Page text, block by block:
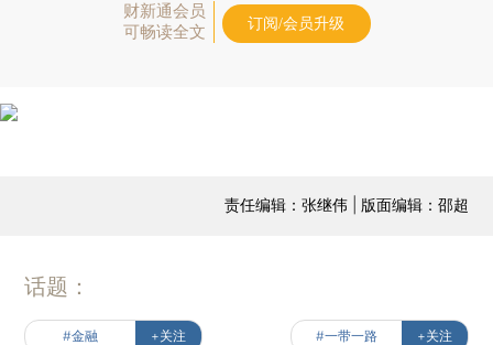
财新通会员
可畅读全文
订阅/会员升级
责任编辑：张继伟 | 版面编辑：邵超
话题：
#金融 +关注 #一带一路 +关注